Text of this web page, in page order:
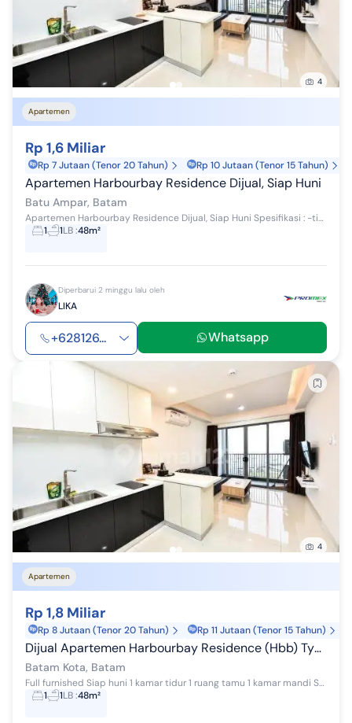
4
Apartemen
Rp 1,6 Miliar
Rp 7 Jutaan (Tenor 20 Tahun) Rp 10 Jutaan (Tenor 15 Tahun)
Apartemen Harbourbay Residence Dijual, Siap Huni
Batu Ampar, Batam
Apartemen Harbourbay Residence Dijual, Siap Huni Spesifikasi : -tipe 1 bedroom -Full furnished -Sea view -Lantai 21 -Luas bangunan 48 m2 Harga j...
1
1LB:48m²
Diperbarui 2 minggu lalu oleh
LIKA
+628126... Whatsapp
4
Apartemen
Rp 1,8 Miliar
Rp 8 Jutaan (Tenor 20 Tahun) Rp 11 Jutaan (Tenor 15 Tahun)
Dijual Apartemen Harbourbay Residence (Hbb) Type 1 Bedroom (Kamar + Ruang Tamu)
Batam Kota, Batam
Full furnished Siap huni 1 kamar tidur 1 ruang tamu 1 kamar mandi Sea view Lantai 21 Luas bangunan 48 m2 Harga 1.8M KODE: LT
1
1LB:48m²